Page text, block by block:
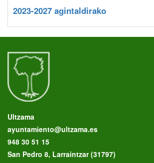
2023-2027 agintaldirako
Ultzama
ayuntamiento@ultzama.es
948 30 51 15
San Pedro 8, Larraintzar (31797)